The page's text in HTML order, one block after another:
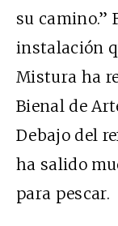
su camino.”
instalación
Mistura ha
Bienal de
Debajo del
ha salido
para pescar.